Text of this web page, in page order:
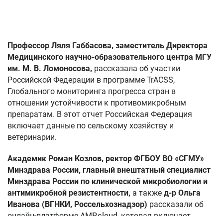
Профессор Ляля Габбасова, заместитель Директора
Медицинского научно-образовательного центра МГУ
им. М. В. Ломоносова, рассказала об участии
Российской Федерации в программе TrACSS,
Глобального мониторинга прогресса стран в
отношении устойчивости к противомикробным
препаратам. В этот отчет Российская Федерация
включает данные по сельскому хозяйству и
ветеринарии.
Академик Роман Козлов,ректор ФГБОУ ВО «СГМУ»
Минздрава России, главный внештатный специалист
Минздрава России по клинической микробиологии и
антимикробной резистентности, а такжед-р Ольга
Иванова (ВГНКИ, Россельхознадзор) рассказали об